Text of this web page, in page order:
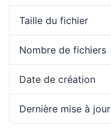
Taille du fichier
Nombre de fichiers
Date de création
Dernière mise à jour